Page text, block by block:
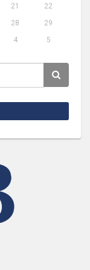
21
22
28
29
4 5